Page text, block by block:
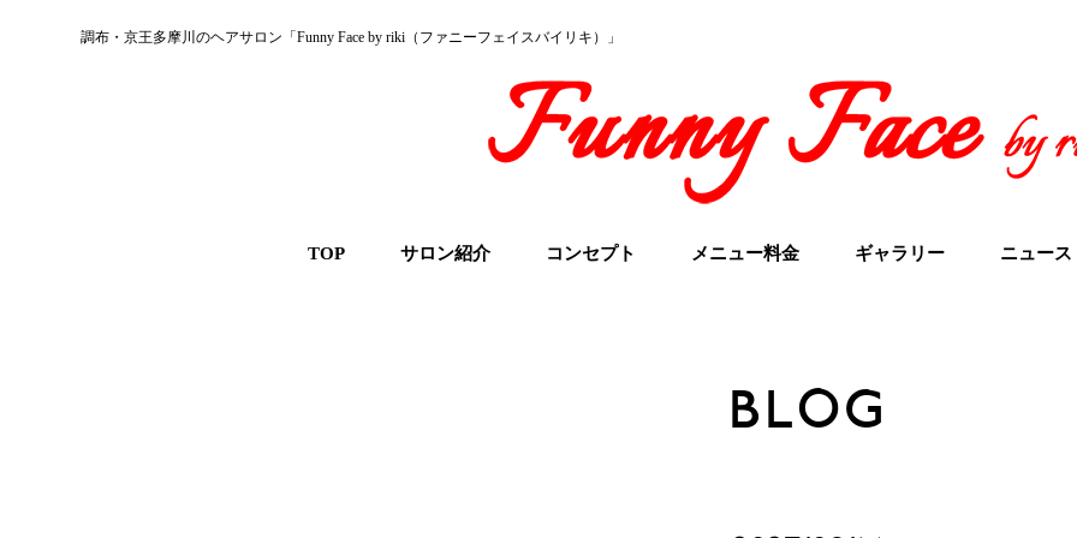
調布・京王多摩川のヘアサロン「Funny Face by riki（ファニーフェイスバイリキ）」
TOP サロン紹介 コンセプト メニュー料金 ギャラリー ニュース
BLOG